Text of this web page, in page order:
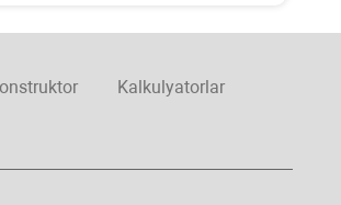
Kalkulyatorlar